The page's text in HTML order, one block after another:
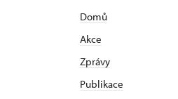
Domů
Akce
Zprávy
Publikace